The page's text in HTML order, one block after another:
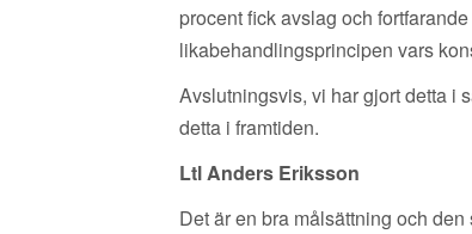
procent fick avslag och
likabehandlingsprincipen vars
Avslutningsvis, vi har gjort detta i
detta i framtiden.
Ltl Anders Eriksson
Det är en bra målsättning och